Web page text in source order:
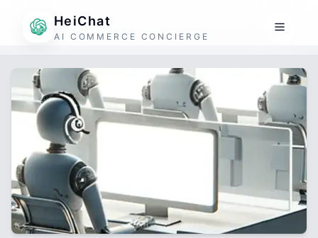
HeiChat
AI COMMERCE CONCIERGE